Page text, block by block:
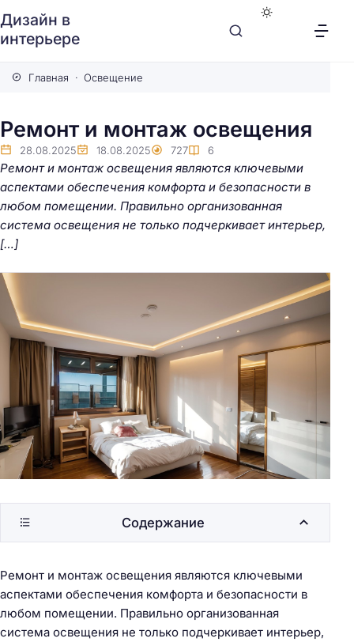
Дизайн в
интерьере
Главная Освещение
Ремонт и монтаж освещения
28.08.2025 18.08.2025 727 6
Ремонт и монтаж освещения являются ключевыми
аспектами обеспечения комфорта и безопасности в
любом помещении. Правильно организованная
система освещения не только подчеркивает интерьер,
[…]
Ремонт и монтаж освещения являются ключевыми
аспектами обеспечения комфорта и безопасности в
любом помещении. Правильно организованная
система освещения не только подчеркивает интерьер,
Содержание